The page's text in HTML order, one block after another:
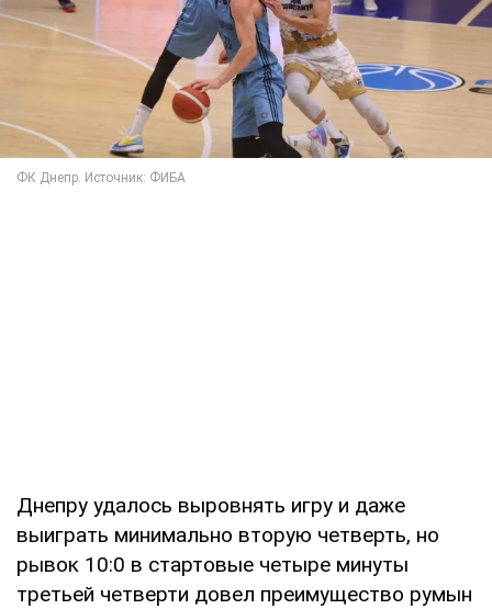
Днепру удалось выровнять игру и даже
выиграть минимально вторую четверть, но
рывок 10:0 в стартовые четыре минуты
третьей четверти довел преимущество румын